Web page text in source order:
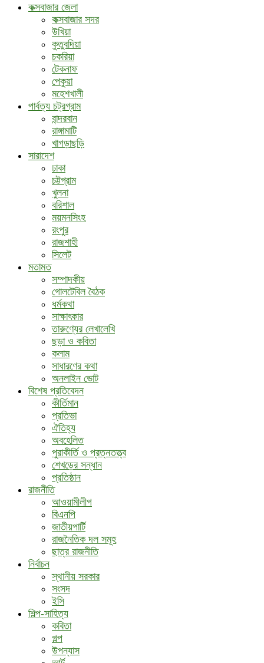
কক্সবাজার জেলা
কক্সবাজার সদর
উখিয়া
কুতুবদিয়া
চকরিয়া
টেকনাফ
পেকুয়া
মহেশখালী
পার্বত্য চট্রগ্রাম
বান্দরবান
রাঙ্গামাটি
খাগড়াছড়ি
সারাদেশ
ঢাকা
চট্টগ্রাম
খুলনা
বরিশাল
ময়মনসিংহ
রংপুর
রাজশাহী
সিলেট
মতামত
সম্পাদকীয়
গোলটেবিল বৈঠক
ধর্মকথা
সাক্ষাৎকার
তারুণ্যের লেখালেখি
ছড়া ও কবিতা
কলাম
সাধারণের কথা
অনলাইন ভোট
বিশেষ প্রতিবেদন
কীর্তিমান
প্রতিভা
ঐতিহ্য
অবহেলিত
পুরাকীর্তি ও প্রত্নতত্ত্ব
শেখড়ের সন্ধান
প্রতিষ্ঠান
রাজনীতি
আওয়ামীলীগ
বিএনপি
জাতীয়পার্টি
রাজনৈতিক দল সমূহ
ছাত্র রাজনীতি
নির্বাচন
স্থানীয় সরকার
সংসদ
ইসি
শিল্প-সাহিত্য
কবিতা
গল্প
উপন্যাস